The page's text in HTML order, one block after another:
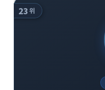
23 위 채널·봇